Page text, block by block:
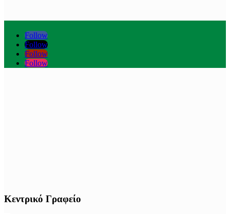
Follow
Follow
Follow
Follow
Κεντρικό Γραφείο